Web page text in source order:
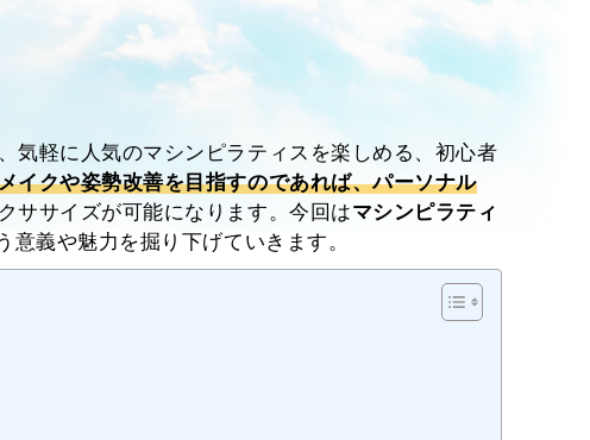
気軽に人気のマシンピラティスを楽しめる、初心者
イクや姿勢改善を目指すのであれば、パーソナル
ササイズが可能になります。今回はマシンピラティ
義や魅力を掘り下げていきます。